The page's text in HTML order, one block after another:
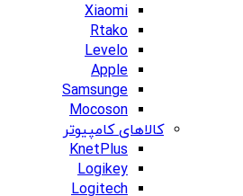
Xiaomi
Rtako
Levelo
Apple
Samsunge
Mocoson
کالاهای کامپیوتر
KnetPlus
Logikey
Logitech